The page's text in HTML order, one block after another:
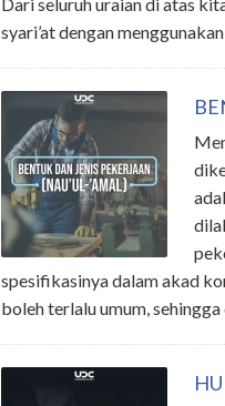
syari’at dengan
spesifikasinya dalam akad
boleh terlalu umum,